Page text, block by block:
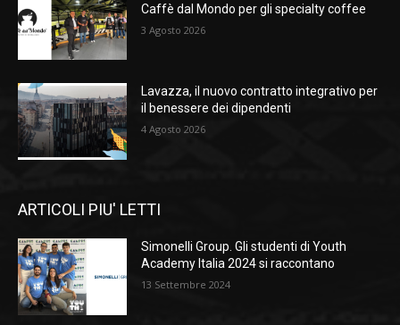
Caffè dal Mondo per gli specialty coffee
3 Agosto 2026
Lavazza, il nuovo contratto integrativo per
il benessere dei dipendenti
4 Agosto 2026
ARTICOLI PIU' LETTI
Simonelli Group. Gli studenti di Youth
Academy Italia 2024 si raccontano
13 Settembre 2024